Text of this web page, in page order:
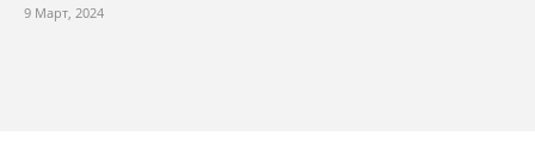
9 Март, 2024